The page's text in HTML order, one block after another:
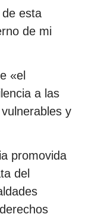
esta
de mi
«el
a las
y
promovida
del